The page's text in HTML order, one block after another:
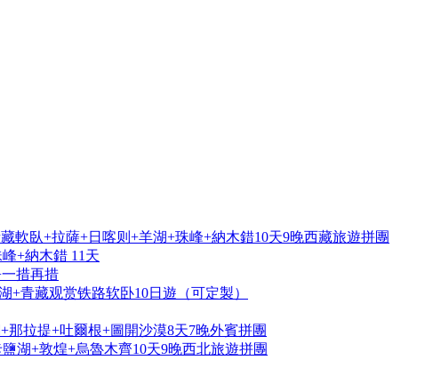
軟臥+拉薩+日喀则+羊湖+珠峰+納木錯10天9晚西藏旅遊拼團
+納木錯 11天
措再措
+青藏观赏铁路软卧10日遊（可定製）
拉提+吐爾根+圖開沙漠8天7晚外賓拼團
湖+敦煌+烏魯木齊10天9晚西北旅遊拼團